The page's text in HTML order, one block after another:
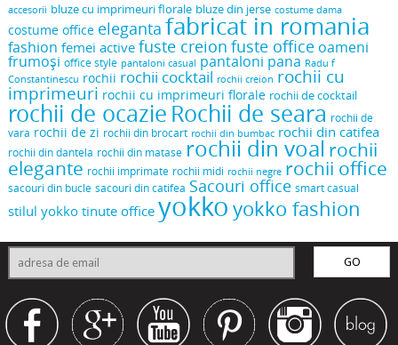
accesorii bluze cu imprimeuri florale bluze din jerse costume dama
costume office eleganta fabricat in romania
fashion femei active fuste creion fuste office oameni
frumoși office style pantaloni casual pantaloni pana Radu f
Constantinescu rochii rochii cocktail rochii creion rochii cu
imprimeuri rochii cu imprimeuri florale rochii de cocktail
rochii de ocazie Rochii de seara rochii de
vara rochii de zi rochii din brocart rochii din bumbac rochii din catifea
rochii din dantela rochii din matase rochii din voal rochii
elegante rochii imprimate rochii midi rochii negre rochii office
sacouri din bucle sacouri din catifea Sacouri office smart casual
stilul yokko tinute office yokko yokko fashion